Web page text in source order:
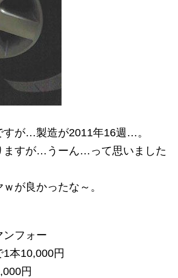
すが…製造が2011年16週…。
ますが…うーん…って思いました
が良かったな～。
ンフォー
1本10,000円
円